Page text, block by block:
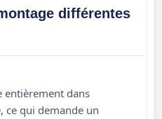
différentes
entièrement dans
ce qui demande un